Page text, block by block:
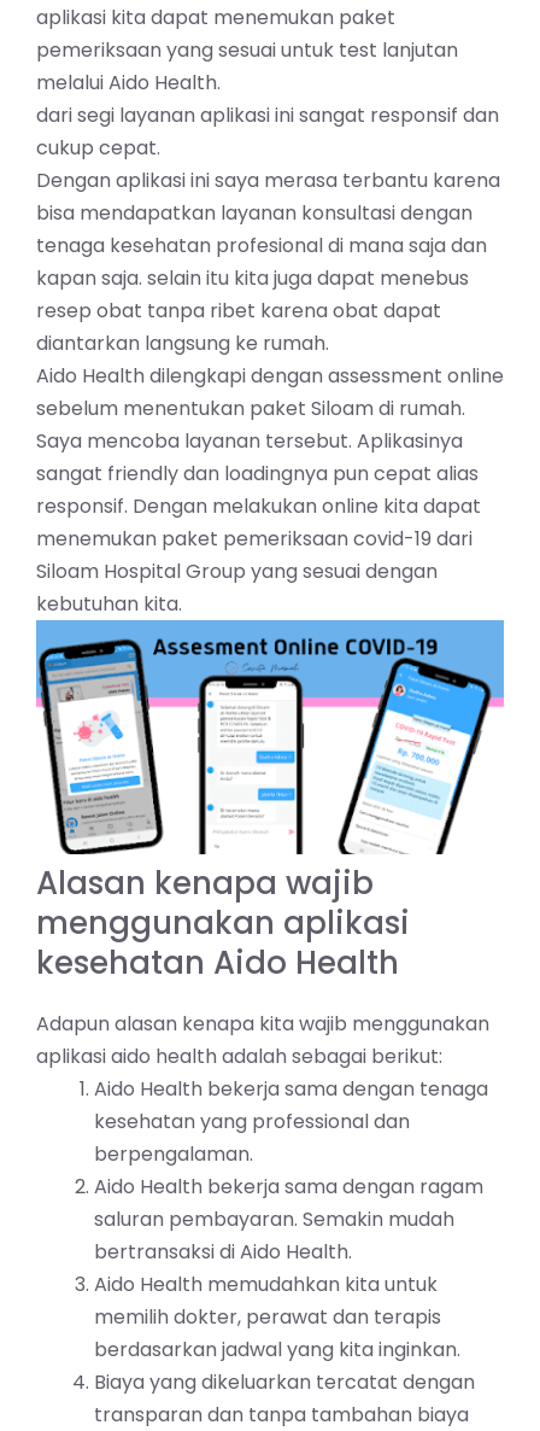
aplikasi kita dapat menemukan paket
pemeriksaan yang sesuai untuk test lanjutan
melalui Aido Health.
dari segi layanan aplikasi ini sangat responsif dan
cukup cepat.
Dengan aplikasi ini saya merasa terbantu karena
bisa mendapatkan layanan konsultasi dengan
tenaga kesehatan profesional di mana saja dan
kapan saja. selain itu kita juga dapat menebus
resep obat tanpa ribet karena obat dapat
diantarkan langsung ke rumah.
Aido Health dilengkapi dengan assessment online
sebelum menentukan paket Siloam di rumah.
Saya mencoba layanan tersebut. Aplikasinya
sangat friendly dan loadingnya pun cepat alias
responsif. Dengan melakukan online kita dapat
menemukan paket pemeriksaan covid-19 dari
Siloam Hospital Group yang sesuai dengan
kebutuhan kita.
Alasan kenapa wajib
menggunakan aplikasi
kesehatan Aido Health
Adapun alasan kenapa kita wajib menggunakan
aplikasi aido health adalah sebagai berikut:
Aido Health bekerja sama dengan tenaga
kesehatan yang professional dan
berpengalaman.
Aido Health bekerja sama dengan ragam
saluran pembayaran. Semakin mudah
bertransaksi di Aido Health.
Aido Health memudahkan kita untuk
memilih dokter, perawat dan terapis
berdasarkan jadwal yang kita inginkan.
Biaya yang dikeluarkan tercatat dengan
transparan dan tanpa tambahan biaya